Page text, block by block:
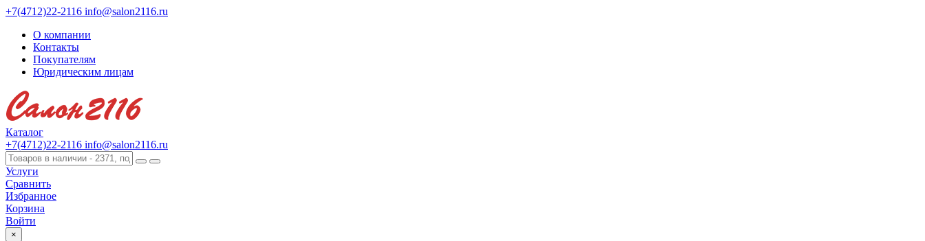
+7(4712)22-2116 info@salon2116.ru
О компании
Контакты
Покупателям
Юридическим лицам
Каталог
+7(4712)22-2116 info@salon2116.ru
Услуги
Сравнить
Избранное
Корзина
Войти
×